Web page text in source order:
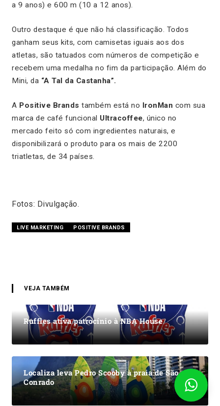
a 9 anos) e 600 m (10 a 12 anos).
Outro destaque é que não há classificação. Todos
ganham seus kits, com camisetas iguais aos dos
atletas, são tatuados com números de competição e
recebem uma medalha no fim da participação. Além do
Mini, da “A Tal da Castanha”.
A Positive Brands também está no IronMan com sua
marca de café funcional Ultracoffee, único no
mercado feito só com ingredientes naturais, e
disponibilizará o produto para os mais de 2200
triatletas, de 34 países.
Fotos: Divulgação.
LIVE MARKETING POSITIVE BRANDS
VEJA TAMBÉM
Ruffles ativa patrocínio à NBA House
Localiza leva Pedro Scooby à praia de São
Conrado